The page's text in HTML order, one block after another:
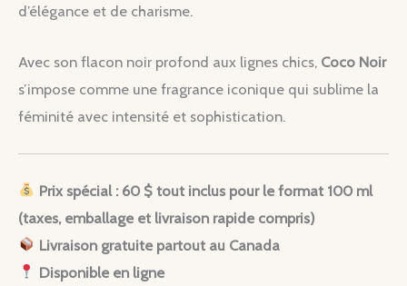
d’élégance et de charisme.
Avec son flacon noir profond aux lignes chics, Coco Noir
s’impose comme une fragrance iconique qui sublime la
féminité avec intensité et sophistication.
Prix spécial : 60 $ tout inclus pour le format 100 ml
(taxes, emballage et livraison rapide compris)
Livraison gratuite partout au Canada
Disponible en ligne